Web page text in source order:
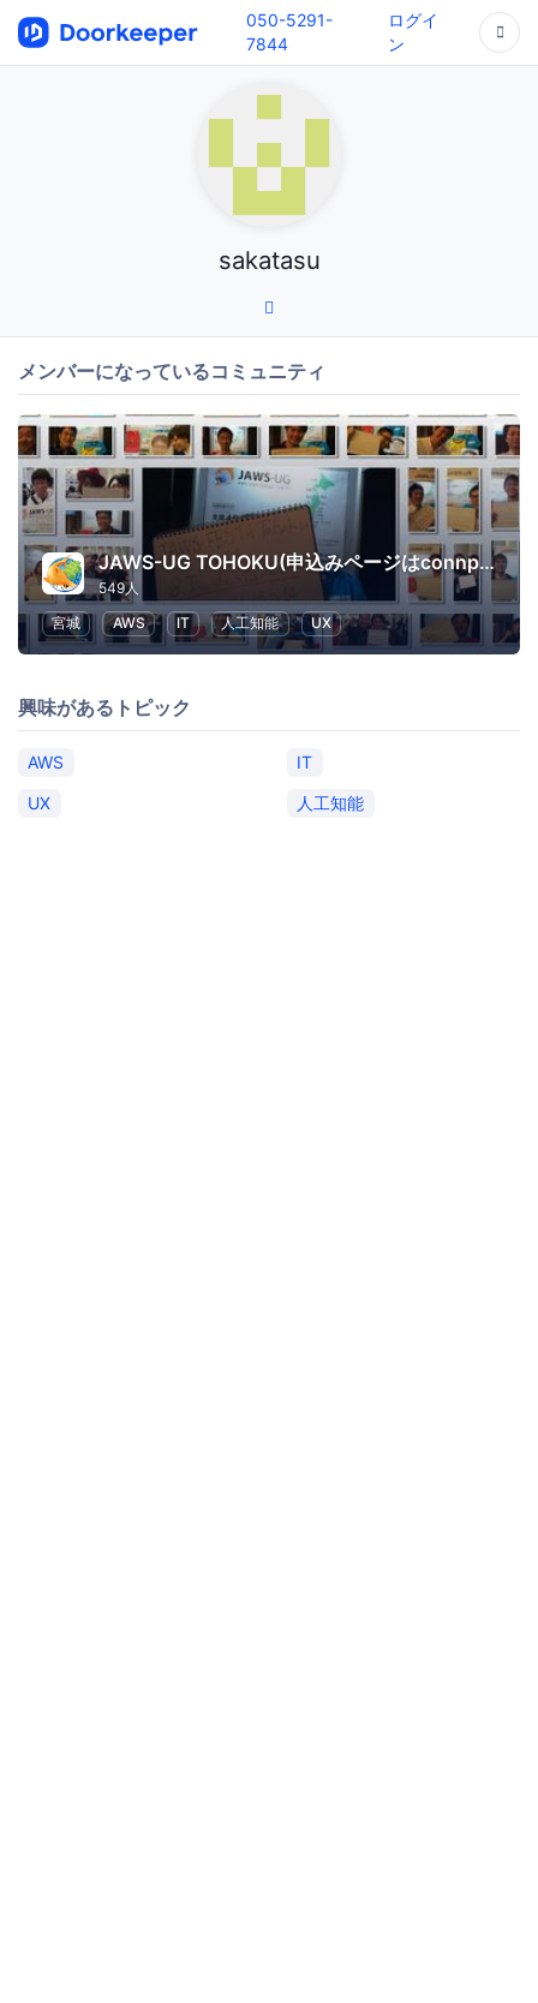
050-5291-
7844
ログイ
ン
sakatasu
メンバーになっているコミュニティ
JAWS-UG TOHOKU(申込みページはconnpassに移行しました)
549人
宮城
AWS IT 人工知能 UX
興味があるトピック
AWS
IT
UX
人工知能